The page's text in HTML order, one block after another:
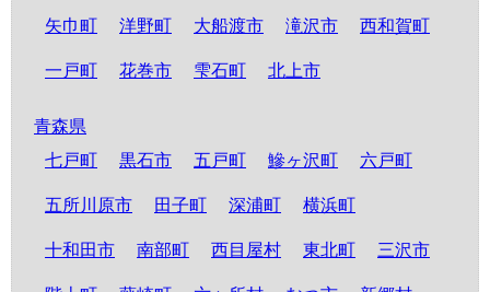
矢巾町 洋野町 大船渡市 滝沢市 西和賀町
一戸町 花巻市 雫石町 北上市
青森県
七戸町
黒石市 五戸町 鰺ヶ沢町 六戸町
五所川原市 田子町 深浦町 横浜町
十和田市 南部町 西目屋村 東北町 三沢市